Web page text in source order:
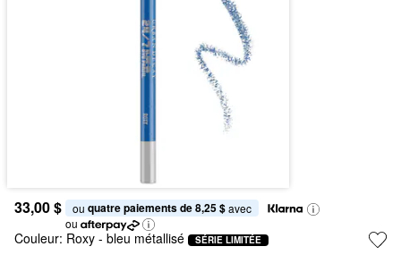
33,00 $ ou quatre paiements de 8,25 $ avec
ou
Couleur: Roxy - bleu métallisé SÉRIE LIMITÉE